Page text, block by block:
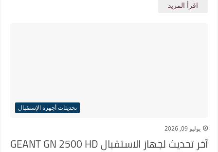
اقرأ المزيد
تحديثات أجهزة الإستقبال
يوليو 09, 2026
آخر تحديث لجهاز الاستقبال GEANT GN 2500 HD